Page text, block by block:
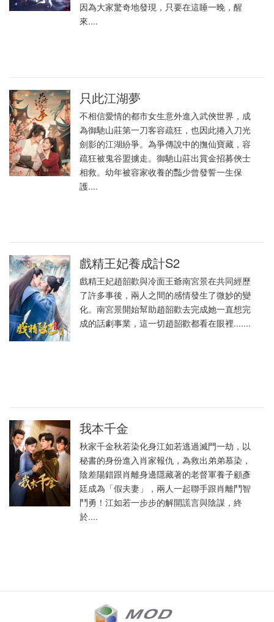
因為大家驚奇地發現，只要在這睡一晚，醒
來....
只此江湖夢
不相信愛情的都市女生意外進入武俠世界，成
為御馳山莊第一刀客容疏狂，也因此捲入刀光
劍影的江湖紛爭。為爭傳說中的撫仙寶藏，容
疏狂被鬼谷盟擄走。御馳山莊出賞金招募俠士
相救。幼年被容家收養的豔少曾發誓一生保
護....
戲精王妃養成計S2
戲精王妃趙韶歡與冷面王爺南宮景在共同經歷
了許多事後，兩人之間的感情發生了微妙的變
化。南宮景開始幫助趙韶歡去完成她一直想完
成的話劇事業，這一切趙韶歡都看在眼裡.......
我本千金
秋家千金秋若染化身江如若逃過滅門一劫，以
秘書的身份進入肖家報仇，為救出弟弟慕染，
陰差陽錯跟肖離身邊隱藏著的老督軍養子顧彥
廷成為「假夫妻」，兩人一起聯手跟肖離鬥智
鬥勇！江如若一步步的解開謊言與陰謀，終
於....